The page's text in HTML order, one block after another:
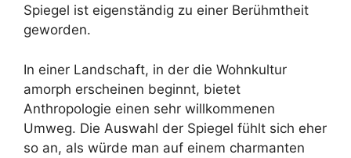
Spiegel ist eigenständig zu einer Berühmtheit
geworden.
In einer Landschaft, in der die Wohnkultur
amorph erscheinen beginnt, bietet
Anthropologie einen sehr willkommenen
Umweg. Die Auswahl der Spiegel fühlt sich eher
so an, als würde man auf einem charmanten